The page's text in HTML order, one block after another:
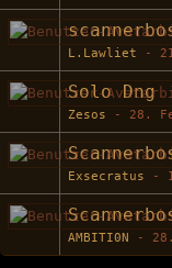
L.Lawliet -
Solo Dng
Zesos - 28.
Exsecratus -
AMBITI0N -